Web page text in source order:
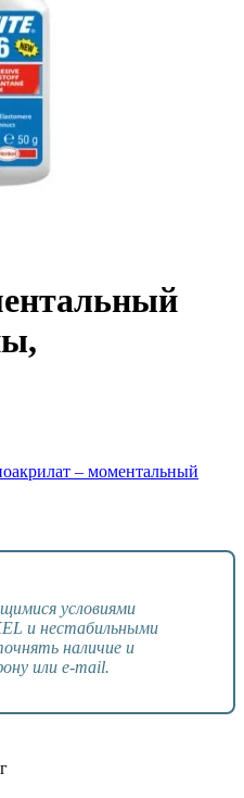
– моментальный
условиями
и нестабильными
наличие и
или e-mail.